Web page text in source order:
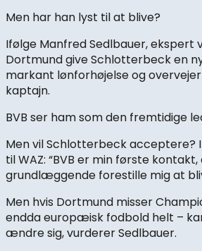
Men har han lyst til at blive?
Ifølge Manfred Sedlbauer, ekspert
Dortmund give Schlotterbeck en
markant lønforhøjelse og
kaptajn.
BVB ser ham som den fremtidige
Men vil Schlotterbeck acceptere?
til WAZ: “BVB er min første
grundlæggende forestille mig at
Men hvis Dortmund misser
endda europæisk fodbold helt –
ændre sig, vurderer Sedlbauer.